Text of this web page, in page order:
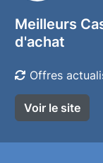
Meilleurs
d'achat
Offres
Voir le site